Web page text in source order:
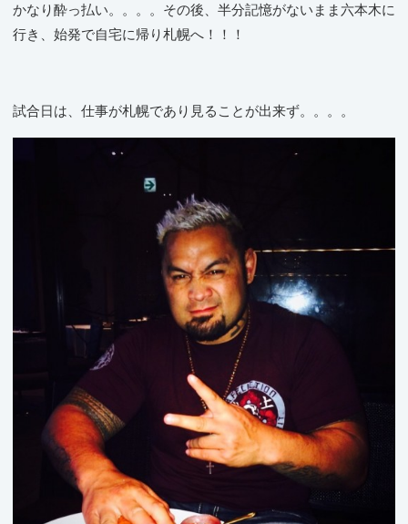
かなり酔っ払い。。。。その後、半分記憶がないまま六本木に
行き、始発で自宅に帰り札幌へ！！！
試合日は、仕事が札幌であり見ることが出来ず。。。。